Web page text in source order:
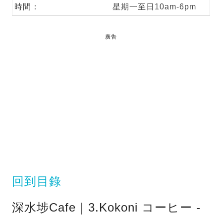
時間： 星期一至日10am-6pm
廣告
回到目錄
深水埗Cafe｜3.Kokoni コーヒー -